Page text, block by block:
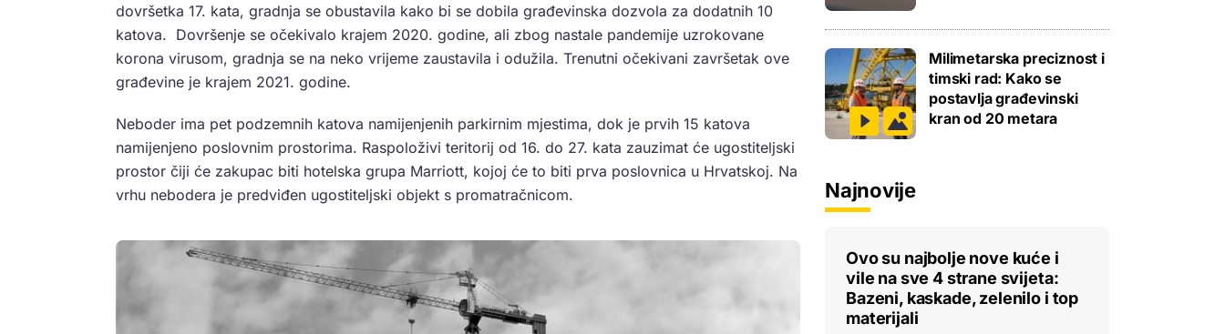
dovršetka 17. kata, gradnja se obustavila kako bi se dobila građevinska dozvola za dodatnih 10
katova. Dovršenje se očekivalo krajem 2020. godine, ali zbog nastale pandemije uzrokovane
korona virusom, gradnja se na neko vrijeme zaustavila i odužila. Trenutni očekivani završetak ove
građevine je krajem 2021. godine.
Neboder ima pet podzemnih katova namijenjenih parkirnim mjestima, dok je prvih 15 katova
namijenjeno poslovnim prostorima. Raspoloživi teritorij od 16. do 27. kata zauzimat će ugostiteljski
prostor čiji će zakupac biti hotelska grupa Marriott, kojoj će to biti prva poslovnica u Hrvatskoj. Na
vrhu nebodera je predviđen ugostiteljski objekt s promatračnicom.
Milimetarska preciznost i
timski rad: Kako se
postavlja građevinski
kran od 20 metara
Najnovije
Ovo su najbolje nove kuće i
vile na sve 4 strane svijeta:
Bazeni, kaskade, zelenilo i top
materijali